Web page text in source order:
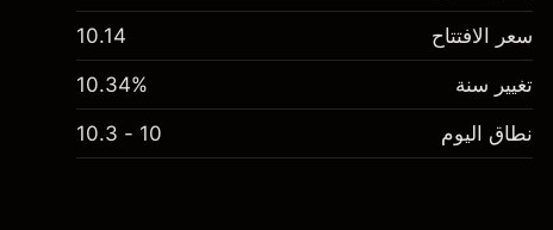
سعر الافتتاح 10.14
تغيير سنة 10.34%
نطاق اليوم 10 - 10.3